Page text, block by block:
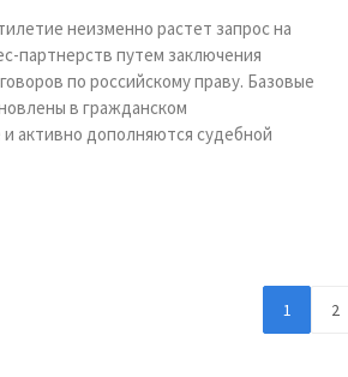
неизменно растет запрос на
партнерств путем заключения
по российскому праву. Базовые
в гражданском
и активно дополняются судебной
1 2